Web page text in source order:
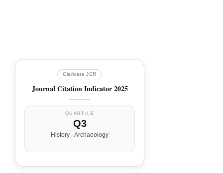
Clarivate JCR
Journal Citation Indicator 2025
QUARTILE
Q3
History - Archaeology